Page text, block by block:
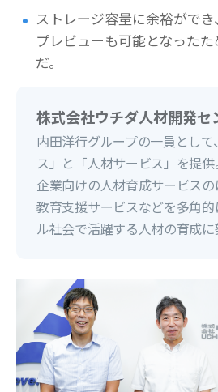
ストレージ容量に余裕がで
プレビューも可能となった
だ。
株式会社ウチダ人材開発セ
内田洋行グループの一員とし
ス」と「人材サービス」を提供
企業向けの人材育成サービス
教育支援サービスなどを多角
ル社会で活躍する人材の育成に